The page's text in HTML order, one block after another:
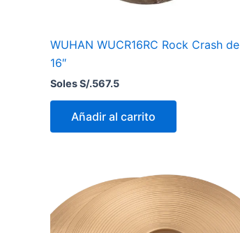
WUHAN WUCR16RC Rock Crash de
16″
Soles S/.567.5
Añadir al carrito